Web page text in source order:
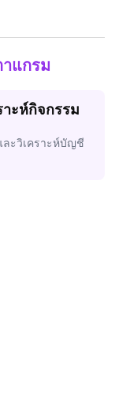
แกรม
าะห์กิจกรรม
ละวิเคราะห์บัญชี